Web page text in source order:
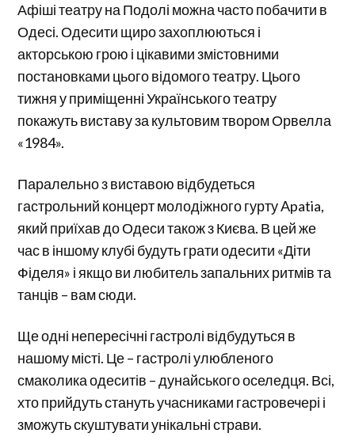
Афіші театру на Подолі можна часто побачити в
Одесі. Одесити щиро захоплюються і
акторською грою і цікавими змістовними
постановками цього відомого театру. Цього
тижня у приміщенні Українського театру
покажуть виставу за культовим твором Орвелла
«1984».
Паралельно з виставою відбудеться
гастрольний концерт молодіжного гурту Apatia,
який приїхав до Одеси також з Києва. В цей же
час в іншому клубі будуть грати одесити «Діти
Фіделя» і якщо ви любитель запальних ритмів та
танців – вам сюди.
Ще одні непересічні гастролі відбудуться в
нашому місті. Це – гастролі улюбленого
смаколика одеситів – дунайського оселедця. Всі,
хто прийдуть стануть учасниками гастровечері і
зможуть скуштувати унікальні страви.